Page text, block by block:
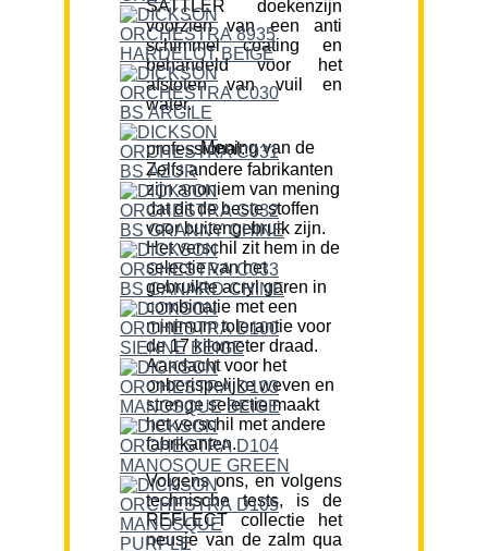
SATTLER doekenzijn
voorzien van een anti
schimmel coating en
behandeld voor het
afstoten van vuil en
water.
Mening van de professional:
Zelfs andere fabrikanten
zijn anoniem van mening
dat dit de beste stoffen
voor buitengebruik zijn.
Het verschil zit hem in de
selectie van het
gebruikte acryl garen in
combinatie met een
minimum tolerantie voor
de 17 kilometer draad.
Aandacht voor het
onberispelijke weven en
strenge selectie maakt
het verschil met andere
fabrikanten.
Volgens ons, en volgens
technische tests, is de
REFLECT collectie het
neusje van de zalm qua